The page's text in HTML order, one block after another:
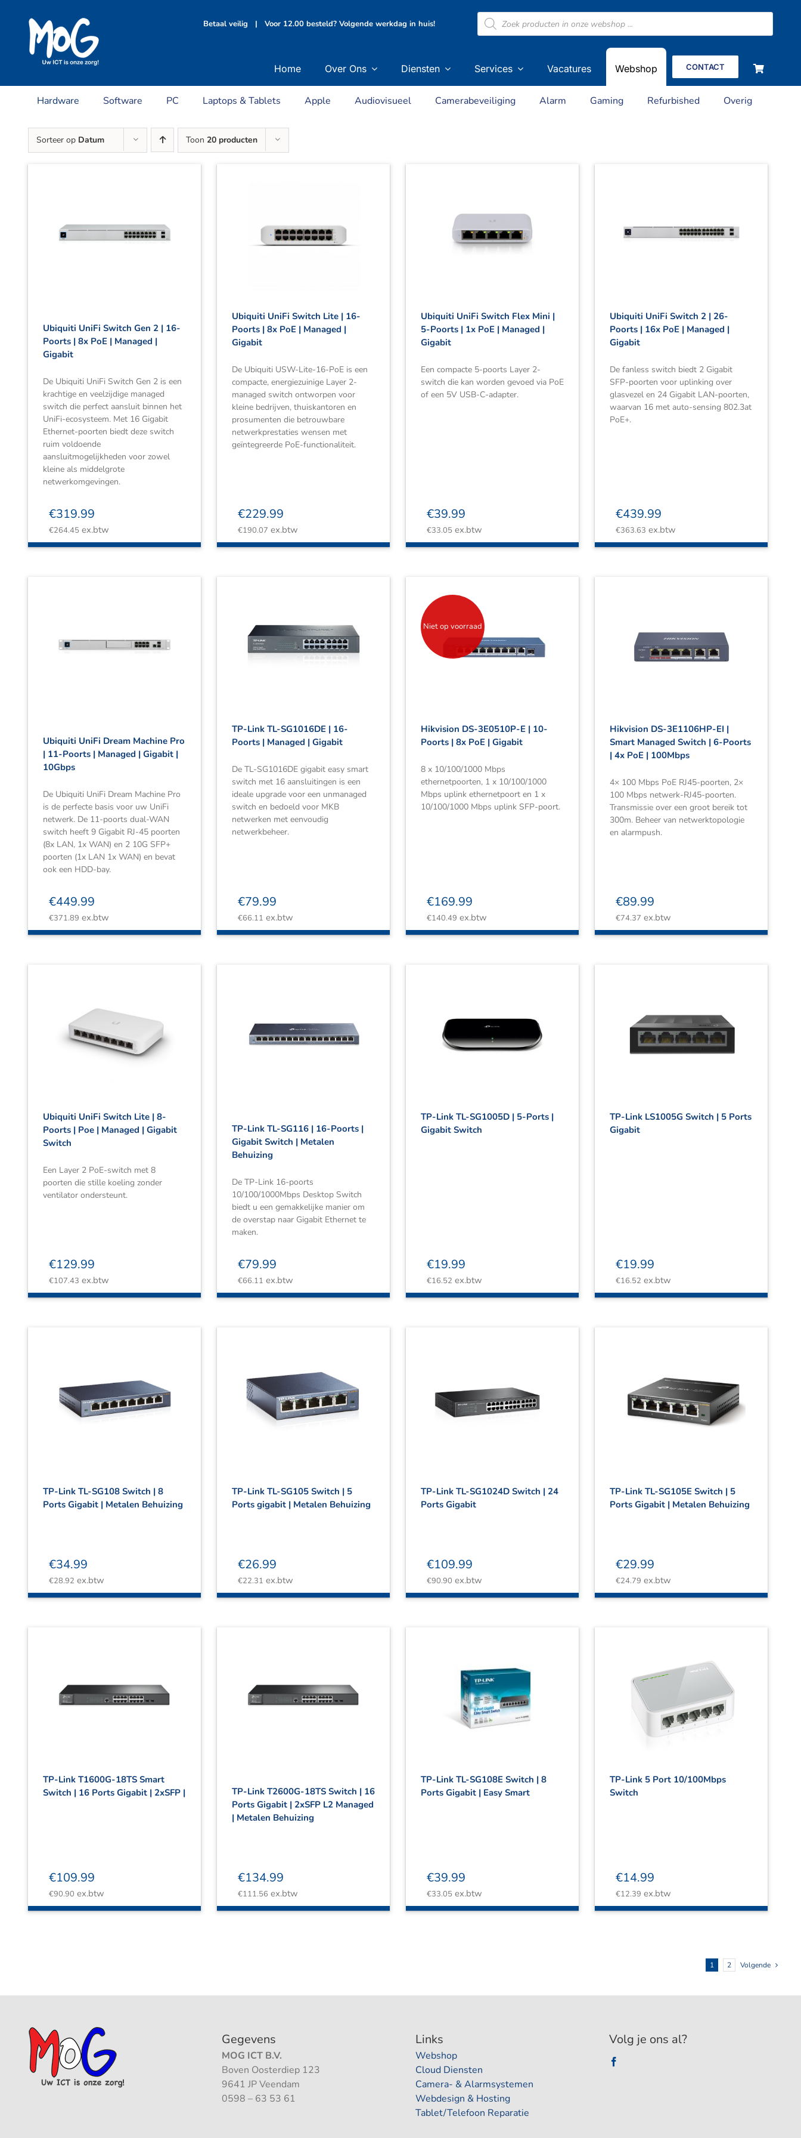
Betaal veilig | Voor 12.00 besteld? Volgende werkdag in huis!
Producten
zoeken
Home Over Ons Diensten Services Vacatures Webshop CONTACT
Hardware Software PC Laptops & Tablets Apple Audiovisueel Camerabeveiliging Alarm Gaming Refurbished Overig
Sorteer op Datum Toon 20 producten
Ubiquiti UniFi Switch Gen 2 | 16-
Poorts | 8x PoE | Managed |
Gigabit
De Ubiquiti UniFi Switch Gen 2 is een
krachtige en veelzijdige managed
switch die perfect aansluit binnen het
UniFi-ecosysteem. Met 16 Gigabit
Ethernet-poorten biedt deze switch
ruim voldoende
aansluitmogelijkheden voor zowel
kleine als middelgrote
netwerkomgevingen.
€319.99
€264.45 ex.btw
Ubiquiti UniFi Switch Lite | 16-
Poorts | 8x PoE | Managed |
Gigabit
De Ubiquiti USW-Lite-16-PoE is een
compacte, energiezuinige Layer 2-
managed switch ontworpen voor
kleine bedrijven, thuiskantoren en
prosumenten die betrouwbare
netwerkprestaties wensen met
geïntegreerde PoE-functionaliteit.
€229.99
€190.07 ex.btw
Ubiquiti UniFi Switch Flex Mini |
5-Poorts | 1x PoE | Managed |
Gigabit
Een compacte 5-poorts Layer 2-
switch die kan worden gevoed via PoE
of een 5V USB-C-adapter.
€39.99
€33.05 ex.btw
Ubiquiti UniFi Switch 2 | 26-
Poorts | 16x PoE | Managed |
Gigabit
De fanless switch biedt 2 Gigabit
SFP-poorten voor uplinking over
glasvezel en 24 Gigabit LAN-poorten,
waarvan 16 met auto-sensing 802.3at
PoE+.
€439.99
€363.63 ex.btw
Ubiquiti UniFi Dream Machine Pro
| 11-Poorts | Managed | Gigabit |
10Gbps
De Ubiquiti UniFi Dream Machine Pro
is de perfecte basis voor uw UniFi
netwerk. De 11-poorts dual-WAN
switch heeft 9 Gigabit RJ-45 poorten
(8x LAN, 1x WAN) en 2 10G SFP+
poorten (1x LAN 1x WAN) en bevat
ook een HDD-bay.
€449.99
€371.89 ex.btw
TP-Link TL-SG1016DE | 16-
Poorts | Managed | Gigabit
De TL-SG1016DE gigabit easy smart
switch met 16 aansluitingen is een
ideale upgrade voor een unmanaged
switch en bedoeld voor MKB
netwerken met eenvoudig
netwerkbeheer.
€79.99
€66.11 ex.btw
Niet op voorraad
Hikvision DS-3E0510P-E | 10-
Poorts | 8x PoE | Gigabit
8 x 10/100/1000 Mbps
ethernetpoorten, 1 x 10/100/1000
Mbps uplink ethernetpoort en 1 x
10/100/1000 Mbps uplink SFP-poort.
€169.99
€140.49 ex.btw
Hikvision DS-3E1106HP-EI |
Smart Managed Switch | 6-Poorts
| 4x PoE | 100Mbps
4× 100 Mbps PoE RJ45-poorten, 2×
100 Mbps netwerk-RJ45-poorten.
Transmissie over een groot bereik tot
300m. Beheer van netwerktopologie
en alarmpush.
€89.99
€74.37 ex.btw
Ubiquiti UniFi Switch Lite | 8-
Poorts | Poe | Managed | Gigabit
Switch
Een Layer 2 PoE-switch met 8
poorten die stille koeling zonder
ventilator ondersteunt.
€129.99
€107.43 ex.btw
TP-Link TL-SG116 | 16-Poorts |
Gigabit Switch | Metalen
Behuizing
De TP-Link 16-poorts
10/100/1000Mbps Desktop Switch
biedt u een gemakkelijke manier om
de overstap naar Gigabit Ethernet te
maken.
€79.99
€66.11 ex.btw
TP-Link TL-SG1005D | 5-Ports |
Gigabit Switch
€19.99
€16.52 ex.btw
TP-Link LS1005G Switch | 5 Ports
Gigabit
€19.99
€16.52 ex.btw
TP-Link TL-SG108 Switch | 8
Ports Gigabit | Metalen Behuizing
€34.99
€28.92 ex.btw
TP-Link TL-SG105 Switch | 5
Ports gigabit | Metalen Behuizing
€26.99
€22.31 ex.btw
TP-Link TL-SG1024D Switch | 24
Ports Gigabit
€109.99
€90.90 ex.btw
TP-Link TL-SG105E Switch | 5
Ports Gigabit | Metalen Behuizing
€29.99
€24.79 ex.btw
TP-Link T1600G-18TS Smart
Switch | 16 Ports Gigabit | 2xSFP |
€109.99
€90.90 ex.btw
TP-Link T2600G-18TS Switch | 16
Ports Gigabit | 2xSFP L2 Managed
| Metalen Behuizing
€134.99
€111.56 ex.btw
TP-Link TL-SG108E Switch | 8
Ports Gigabit | Easy Smart
€39.99
€33.05 ex.btw
TP-Link 5 Port 10/100Mbps
Switch
€14.99
€12.39 ex.btw
1 2 Volgende
Gegevens
MOG ICT B.V.
Boven Oosterdiep 123
9641 JP Veendam
0598 – 63 53 61
Links
Webshop
Cloud Diensten
Camera- & Alarmsystemen
Webdesign & Hosting
Tablet/Telefoon Reparatie
Volg je ons al?